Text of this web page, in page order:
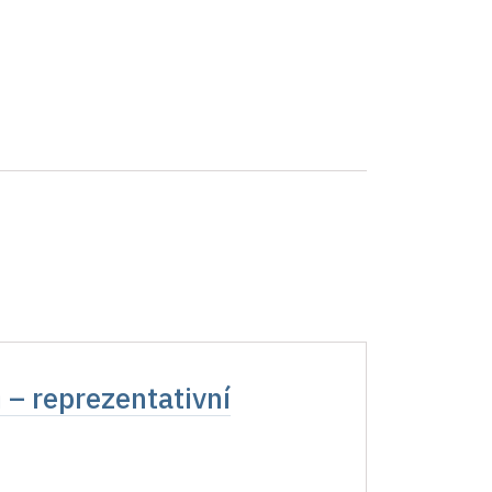
– reprezentativní